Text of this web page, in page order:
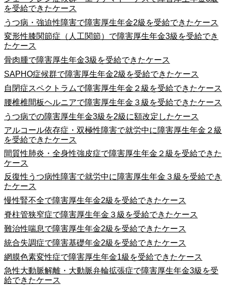
を受給できたケース
うつ病・強迫性障害で障害厚生年金2級を受給できたケース
変形性膝関節症（人工関節）で障害厚生年金3級を受給でき
たケース
骨肉腫で障害厚生年金3級を受給できたケース
SAPHO症候群で障害厚生年金2級を受給できたケース
自閉症スペクトラムで障害厚生年金２級を受給できたケース
腰椎椎間板ヘルニアで障害厚生年金３級を受給できたケース
うつ病での障害厚生年金3級を2級に額改定したケース
アルコール依存症・双極性障害で就労中に障害厚生年金２級
を受給できたケース
間質性肺炎・全身性強皮症で障害厚生年金２級を受給できた
ケース
反復性うつ病性障害で就労中に障害厚生年金３級を受給でき
たケース
慢性腎不全で障害厚生年金2級を受給できたケース
脊柱管狭窄症で障害厚生年金３級を受給できたケース
難治性喘息で障害厚生年金2級を受給できたケース
統合失調症で障害基礎年金2級を受給できたケース
網膜色素変性症で障害厚生年金1級を受給できたケース
急性大動脈解離・大動脈弁輪拡張症で障害厚生年金3級を受
給できたケース